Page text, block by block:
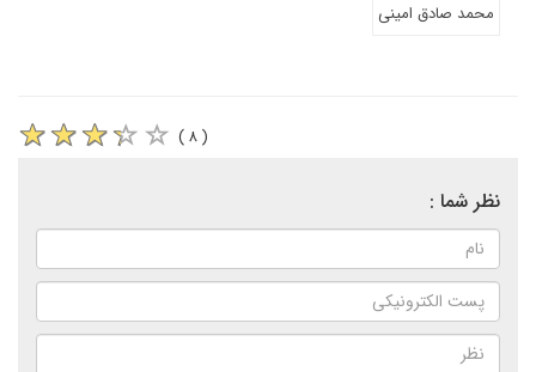
محمد صادق امینی
( ۸ )
نظر شما :